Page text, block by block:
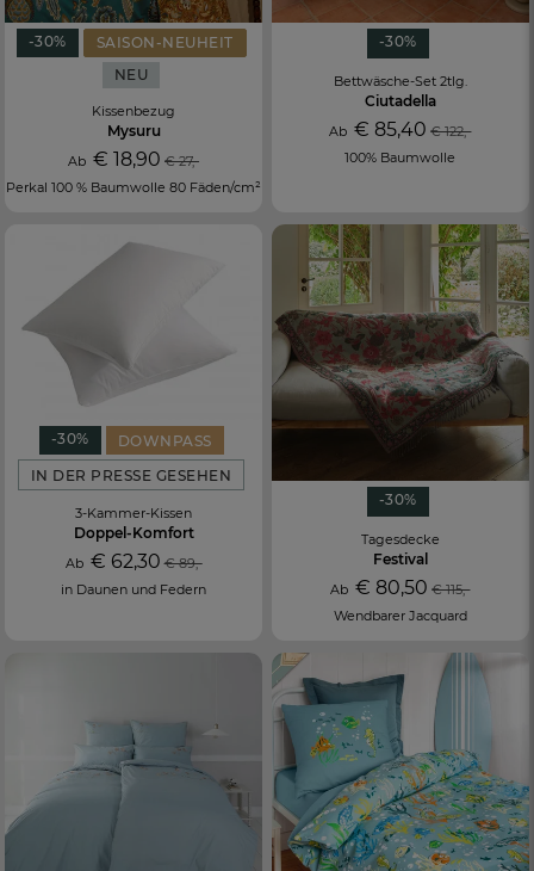
-30%
SAISON-NEUHEIT
NEU
Kissenbezug
Mysuru
Ab€ 18,90 € 27,-
Perkal 100 % Baumwolle 80 Fäden/cm²
-30%
Bettwäsche-Set 2tlg.
Ciutadella
Ab€ 85,40 € 122,-
100% Baumwolle
-30%
DOWNPASS
IN DER PRESSE GESEHEN
3-Kammer-Kissen
Doppel-Komfort
Ab € 62,30 € 89,-
in Daunen und Federn
-30%
Tagesdecke
Festival
Ab€ 80,50 € 115,-
Wendbarer Jacquard